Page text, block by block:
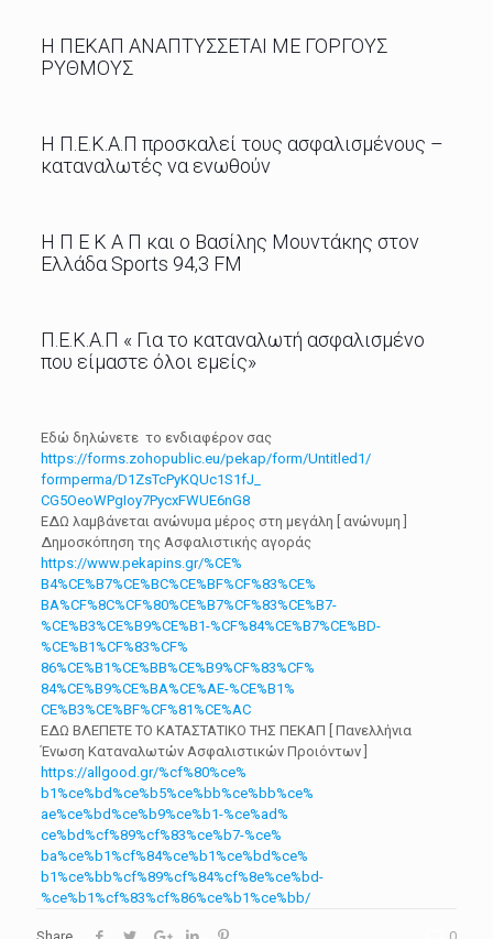
Η ΠΕΚΑΠ ΑΝΑΠΤΥΣΣΕΤΑΙ ΜΕ ΓΟΡΓΟΥΣ
ΡΥΘΜΟΥΣ
Η Π.Ε.Κ.Α.Π προσκαλεί τους ασφαλισμένους –
καταναλωτές να ενωθούν
Η Π Ε Κ Α Π και ο Βασίλης Μουντάκης στον
Ελλάδα Sports 94,3 FM
Π.Ε.Κ.Α.Π « Για το καταναλωτή ασφαλισμένο
που είμαστε όλοι εμείς»
Εδώ δηλώνετε το ενδιαφέρον σας
https://forms.zohopublic.eu/pekap/form/Untitled1/
formperma/D1ZsTcPyKQUc1S1fJ_
CG5OeoWPgIoy7PycxFWUE6nG8
ΕΔΩ λαμβάνεται ανώνυμα μέρος στη μεγάλη [ ανώνυμη ]
Δημοσκόπηση της Ασφαλιστικής αγοράς
https://www.pekapins.gr/%CE%
B4%CE%B7%CE%BC%CE%BF%CF%83%CE%
BA%CF%8C%CF%80%CE%B7%CF%83%CE%B7-
%CE%B3%CE%B9%CE%B1-%CF%84%CE%B7%CE%BD-
%CE%B1%CF%83%CF%
86%CE%B1%CE%BB%CE%B9%CF%83%CF%
84%CE%B9%CE%BA%CE%AE-%CE%B1%
CE%B3%CE%BF%CF%81%CE%AC
ΕΔΩ ΒΛΕΠΕΤΕ ΤΟ ΚΑΤΑΣΤΑΤΙΚΟ ΤΗΣ ΠΕΚΑΠ [ Πανελλήνια
Ένωση Καταναλωτών Ασφαλιστικών Προιόντων ]
https://allgood.gr/%cf%80%ce%
b1%ce%bd%ce%b5%ce%bb%ce%bb%ce%
ae%ce%bd%ce%b9%ce%b1-%ce%ad%
ce%bd%cf%89%cf%83%ce%b7-%ce%
ba%ce%b1%cf%84%ce%b1%ce%bd%ce%
b1%ce%bb%cf%89%cf%84%cf%8e%ce% bd-
%ce%b1%cf%83%cf%86%ce%b1%ce%bb/